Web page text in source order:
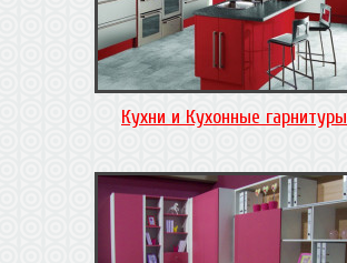
Кухни и Кухонные гарнитуры